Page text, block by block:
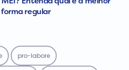
regular
pro-labore